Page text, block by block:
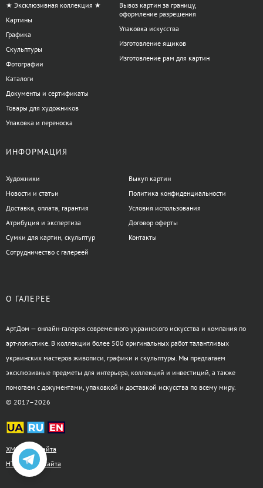
★ Эксклюзивная коллекция ★
Картины
Графика
Скульптуры
Фотографии
Каталоги
Документы и сертификаты
Товары для художников
Упаковка и переноска
Вывоз картин за границу,
оформление разрешения
Упаковка искусства
Изготовление ящиков
Изготовление рам для картин
ИНФОРМАЦИЯ
Художники
Новости и статьи
Доставка, оплата, гарантия
Атрибуция и экспертиза
Сумки для картин, скульптур
Сотрудничество с галереей
Выкуп картин
Политика конфиденциальности
Условия использования
Договор оферты
Контакты
О ГАЛЕРЕЕ
АртДом — онлайн-галерея современного украинского искусства и компания по
арт-логистике. В коллекции более 500 оригинальных работ талантливых
украинских мастеров живописи, графики и скульптуры. Мы предлагаем
эксклюзивные предметы для интерьера, коллекций и инвестиций, а также
помогаем с документами, упаковкой и доставкой искусства по всему миру.
© 2017–2026
XML-карта сайта
HTML-карта сайта